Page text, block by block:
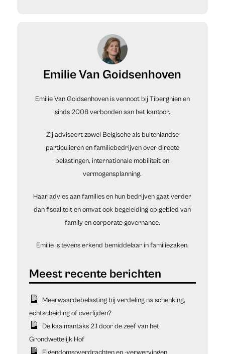
Emilie Van Goidsenhoven
Emilie Van Goidsenhoven is vennoot bij Tiberghien en
sinds 2008 verbonden aan het kantoor.
Zij adviseert zowel Belgische als buitenlandse
particulieren en familiebedrijven over directe
belastingen, internationale mobiliteit en
vermogensplanning.
Haar advies aan families en hun bedrijven gaat verder
dan fiscaliteit en omvat ook begeleiding op gebied van
family en corporate governance.
Emilie is tevens erkend bemiddelaar in familiezaken.
Meerwaardebelasting bij verdeling na schenking,
echtscheiding of overlijden?
De kaaimantaks 2.1 door de zeef van het
Grondwettelijk Hof